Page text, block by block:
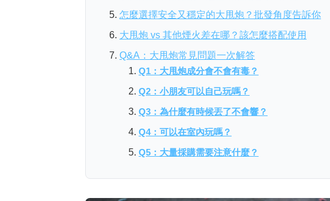
怎麼選擇安全又穩定的大甩炮？批發角度告訴你
大甩炮 vs 其他煙火差在哪？該怎麼搭配使用
Q&A：大甩炮常見問題一次解答
Q1：大甩炮成分會不會有毒？
Q2：小朋友可以自己玩嗎？
Q3：為什麼有時候丟了不會響？
Q4：可以在室內玩嗎？
Q5：大量採購需要注意什麼？